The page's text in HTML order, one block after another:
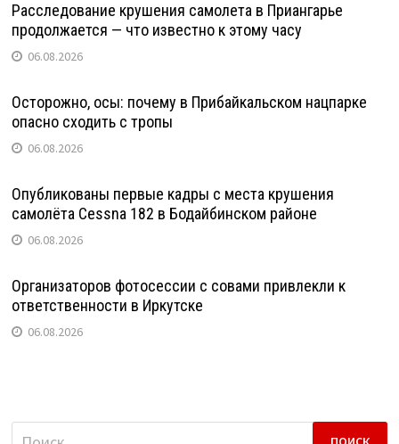
Расследование крушения самолета в Приангарье
продолжается — что известно к этому часу
06.08.2026
Осторожно, осы: почему в Прибайкальском нацпарке
опасно сходить с тропы
06.08.2026
Опубликованы первые кадры с места крушения
самолёта Cessna 182 в Бодайбинском районе
06.08.2026
Организаторов фотосессии с совами привлекли к
ответственности в Иркутске
06.08.2026
Найти: